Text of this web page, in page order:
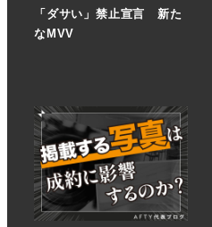
「ダサい」禁止宣言 新た
なMVV